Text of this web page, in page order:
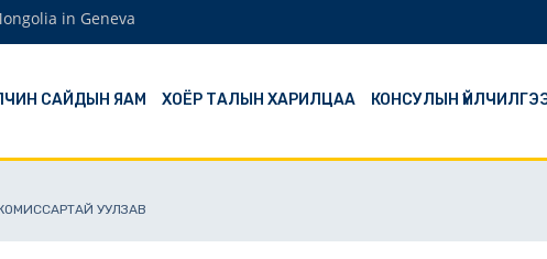
in Geneva
САЙДЫН ЯАМ ХОЁР ТАЛЫН ХАРИЛЦАА КОНСУЛЫН
УУЛЗАВ